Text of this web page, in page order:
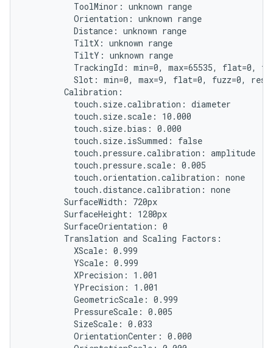
          ToolMinor: unknown range
          Orientation: unknown range
          Distance: unknown range
          TiltX: unknown range
          TiltY: unknown range
TrackingId: min=0, max=65535, flat=0,
Slot: min=0, max=9, flat=0, fuzz=0,
        Calibration:
          touch.size.calibration: diameter
          touch.size.scale: 10.000
          touch.size.bias: 0.000
          touch.size.isSummed: false
          touch.pressure.calibration: amplitude
          touch.pressure.scale: 0.005
          touch.orientation.calibration: none
          touch.distance.calibration: none
        SurfaceWidth: 720px
        SurfaceHeight: 1280px
        SurfaceOrientation: 0
        Translation and Scaling Factors:
          XScale: 0.999
          YScale: 0.999
          XPrecision: 1.001
          YPrecision: 1.001
          GeometricScale: 0.999
          PressureScale: 0.005
          SizeScale: 0.033
          OrientationCenter: 0.000